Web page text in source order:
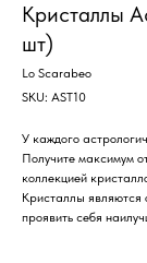
Кристаллы
шт)
Lo Scarabeo
SKU: AST10
У каждого
Получите максимум
коллекцией
Кристаллы являются
проявить себя